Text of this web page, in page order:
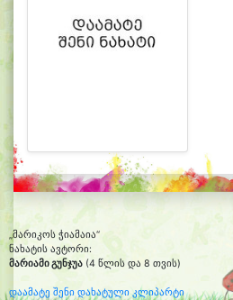
„მარიკოს ჭიამაია“
ნახატის ავტორი:
მარიამი გუნჯუა (4 წლის და 8 თვის)
დაამატე შენი დახატული კლიპარტი